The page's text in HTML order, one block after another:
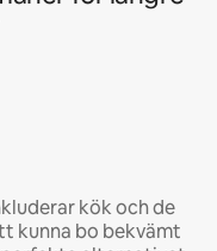
kök och de
kunna bo bekvämt